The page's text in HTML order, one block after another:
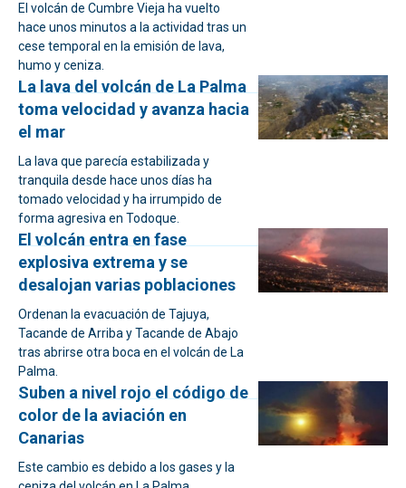
El volcán de Cumbre Vieja ha vuelto
hace unos minutos a la actividad tras un
cese temporal en la emisión de lava,
humo y ceniza.
La lava del volcán de La Palma
toma velocidad y avanza hacia
el mar
La lava que parecía estabilizada y
tranquila desde hace unos días ha
tomado velocidad y ha irrumpido de
forma agresiva en Todoque.
El volcán entra en fase
explosiva extrema y se
desalojan varias poblaciones
Ordenan la evacuación de Tajuya,
Tacande de Arriba y Tacande de Abajo
tras abrirse otra boca en el volcán de La
Palma.
Suben a nivel rojo el código de
color de la aviación en
Canarias
Este cambio es debido a los gases y la